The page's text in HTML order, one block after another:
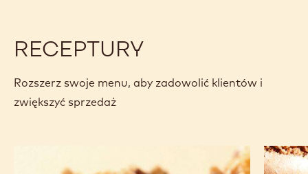
RECEPTURY
Rozszerz swoje menu, aby zadowolić klientów i
zwiększyć sprzedaż
z